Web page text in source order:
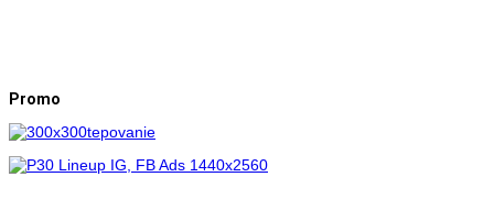
Promo